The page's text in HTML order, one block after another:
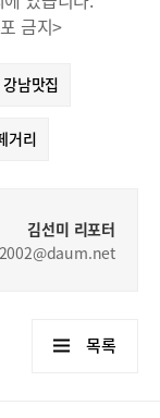
금지>
강남맛집
거리
김선미 리포터
목록